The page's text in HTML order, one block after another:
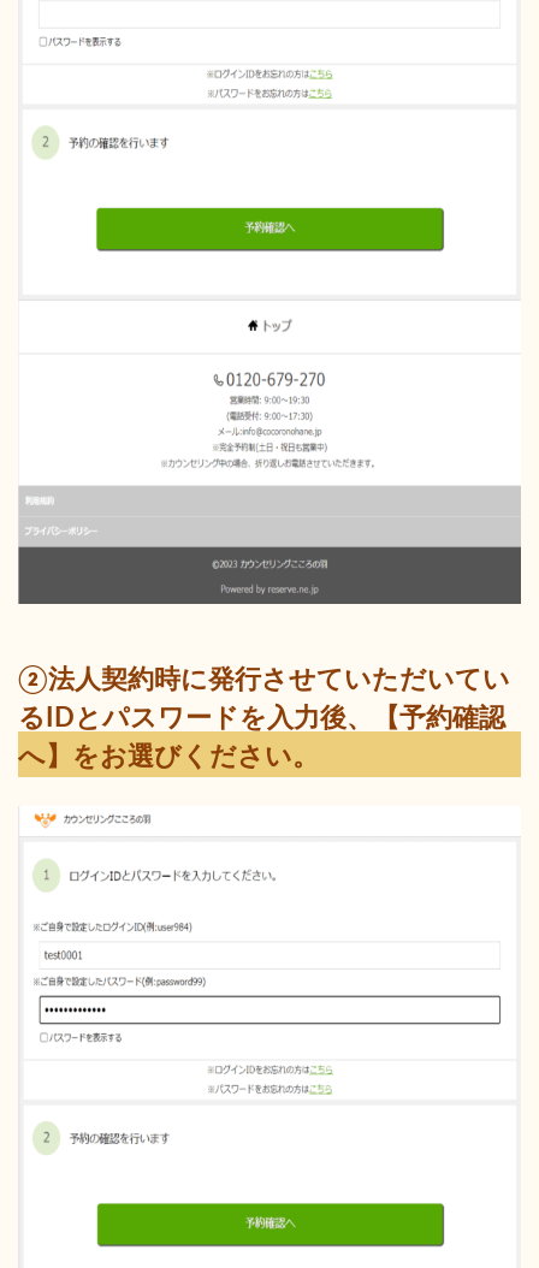
②法人契約時に発行させていただいてい
るIDとパスワードを入力後、【予約確認
へ】をお選びください。